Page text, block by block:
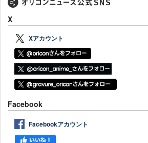
X
Xアカウント
Facebook
Facebookアカウント